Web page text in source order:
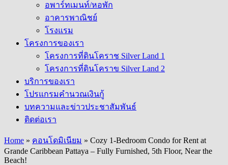
อพาร์ทเมนท์/หอพัก
อาคารพาณิชย์
โรงแรม
โครงการของเรา
โครงการที่ดินโคราช Silver Land 1
โครงการที่ดินโคราข Silver Land 2
บริการของเรา
โปรแกรมคำนวณเงินกู้
บทความและข่าวประชาสัมพันธ์
ติดต่อเรา
Home » คอนโดมิเนียม » Cozy 1-Bedroom Condo for Rent at
Grande Caribbean Pattaya – Fully Furnished, 5th Floor, Near the
Beach!